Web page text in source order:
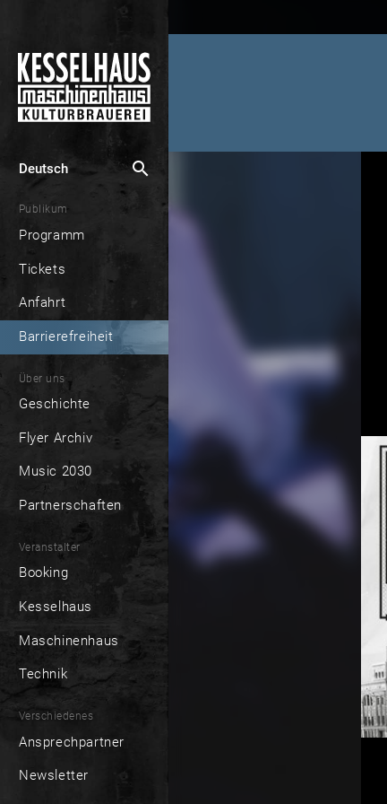
Deutsch search
Publikum
Programm
Tickets
Anfahrt
Barrierefreiheit
Über uns
Geschichte
Flyer Archiv
Music 2030
Partnerschaften
Veranstalter
Booking
Kesselhaus
Maschinenhaus
Technik
Verschiedenes
Ansprechpartner
Newsletter